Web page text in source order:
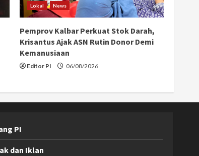
Lokal News
Pemprov Kalbar Perkuat Stok Darah,
Krisantus Ajak ASN Rutin Donor Demi
Kemanusiaan
Editor PI 06/08/2026
PI
dan Iklan